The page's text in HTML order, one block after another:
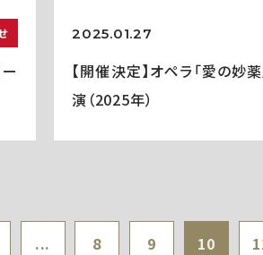
2025.01.27
【開催決定】オペラ「愛の妙
演（2025年）
... 8 9 10